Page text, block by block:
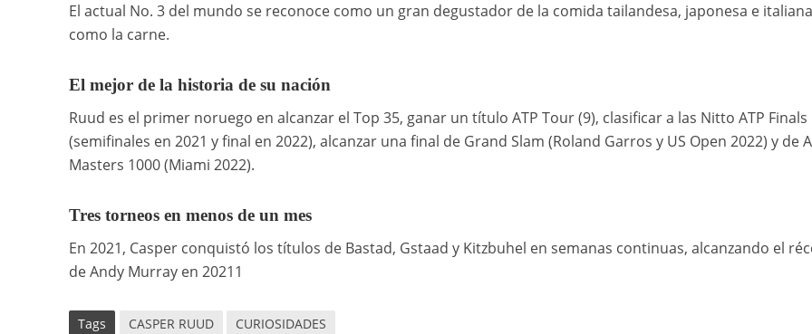
El actual No. 3 del mundo se reconoce como un gran degustador de la comida tailandesa, japonesa e
como la carne.
El mejor de la historia de su nación
Ruud es el primer noruego en alcanzar el Top 35, ganar un título ATP Tour (9), clasificar a las Nitto ATP Finals
(semifinales en 2021 y final en 2022), alcanzar una final de Grand Slam (Roland Garros y US Open 2022) y de
Masters 1000 (Miami 2022).
Tres torneos en menos de un mes
En 2021, Casper conquistó los títulos de Bastad, Gstaad y Kitzbuhel en semanas continuas, alcanzando el
de Andy Murray en 20211
Tags CASPER RUUD CURIOSIDADES